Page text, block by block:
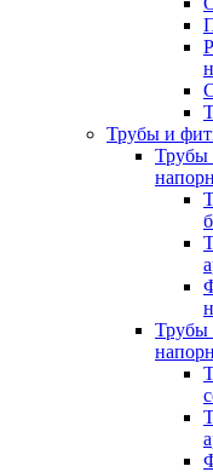
Трубы и
Трубы
Трубы